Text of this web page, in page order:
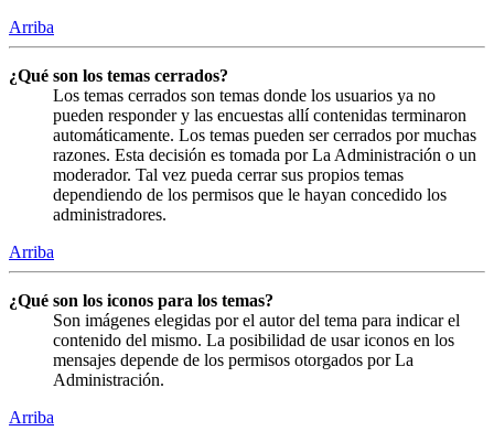
Arriba
¿Qué son los temas cerrados?
Los temas cerrados son temas donde los usuarios ya no
pueden responder y las encuestas allí contenidas terminaron
automáticamente. Los temas pueden ser cerrados por muchas
razones. Esta decisión es tomada por La Administración o un
moderador. Tal vez pueda cerrar sus propios temas
dependiendo de los permisos que le hayan concedido los
administradores.
Arriba
¿Qué son los iconos para los temas?
Son imágenes elegidas por el autor del tema para indicar el
contenido del mismo. La posibilidad de usar iconos en los
mensajes depende de los permisos otorgados por La
Administración.
Arriba